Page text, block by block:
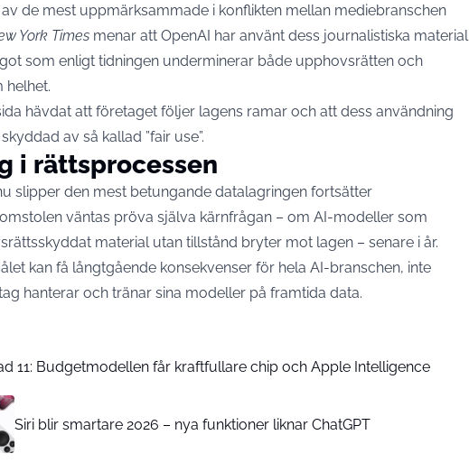
de mest uppmärksammade i konflikten mellan mediebranschen
York Times menar att OpenAI har använt dess journalistiska material
som enligt tidningen underminerar både upphovsrätten och
helhet.
hävdat att företaget följer lagens ramar och att dess användning
av så kallad ”fair use”.
i rättsprocessen
slipper den mest betungande datalagringen fortsätter
väntas pröva själva kärnfrågan – om AI-modeller som
material utan tillstånd bryter mot lagen – senare i år.
kan få långtgående konsekvenser för hela AI-branschen, inte
hanterar och tränar sina modeller på framtida data.
11: Budgetmodellen får kraftfullare chip och Apple Intelligence
Siri blir smartare 2026 – nya funktioner liknar ChatGPT